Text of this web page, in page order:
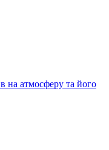
на атмосферу та його